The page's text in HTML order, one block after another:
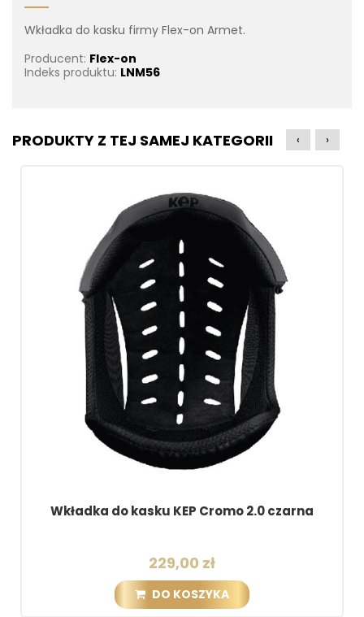
Wkładka do kasku firmy Flex-on Armet.
Producent: Flex-on
Indeks produktu: LNM56
PRODUKTY Z TEJ SAMEJ KATEGORII
Wkładka do kasku KEP Cromo 2.0 czarna
229,00 zł
DO KOSZYKA
‹ ›